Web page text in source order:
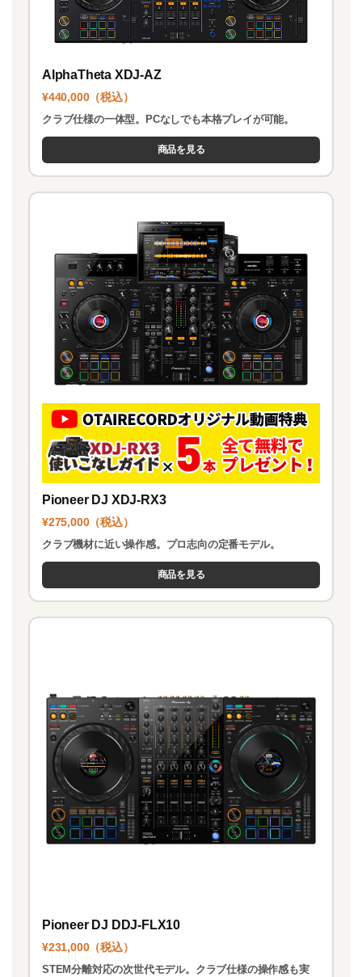
AlphaTheta XDJ-AZ
¥440,000（税込）
クラブ仕様の一体型。PCなしでも本格プレイが可能。
商品を見る
Pioneer DJ XDJ-RX3
¥275,000（税込）
クラブ機材に近い操作感。プロ志向の定番モデル。
商品を見る
Pioneer DJ DDJ-FLX10
¥231,000（税込）
STEM分離対応の次世代モデル。クラブ仕様の操作感も実